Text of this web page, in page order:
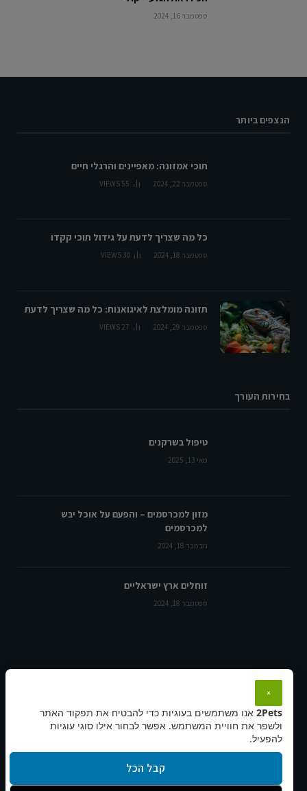
ספטמבר 16, 2024
הנצפים ביותר
תוכי אמזונה: מאפיינים והרגלי חיים
ספטמבר 22, 2024 55
VIEWS
כל מה שצריך לדעת על גידול תוכי קקדו
ספטמבר 18, 2024 30
VIEWS
תזונה מומלצת לאיגואנות: כל מה שצריך לדעת
ספטמבר 29, 2024 27
VIEWS
בחירות העורך
טיפול בשרקנים
מאי 13, 2025
מזון למכרסמים – והפעם על אוכל יבש
למכרסמים
נובמבר 18, 2024
זוחלים ארץ ישראליים
ספטמבר 18, 2024
מידע, תקנון ונגישות:
תקנון ותנאי שימוש
הצהרת נגישות
מדיניות פרטיות
×
2Pets אנו משתמשים בעוגיות כדי להבטיח את תפקוד האתר
ולשפר את חוויית המשתמש. אפשר לבחור אילו סוגי עוגיות
להפעיל.
קבל הכל